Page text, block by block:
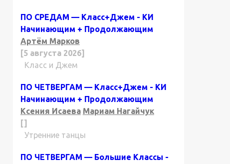
ПО СРЕДАМ — Класс+Джем - КИ
Начинающим + Продолжающим
Артём Марков
[5 августа 2026]
Класс и Джем
ПО ЧЕТВЕРГАМ — Класс+Джем - КИ
Начинающим + Продолжающим
Ксения Исаева Мариам Нагайчук
[]
Утренние танцы
ПО ЧЕТВЕРГАМ — Большие Классы -